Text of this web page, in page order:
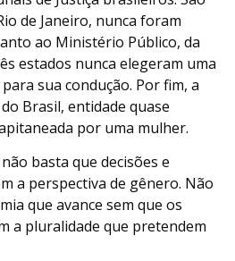
de Janeiro, nunca foram
ao Ministério Público, da
estados nunca elegeram uma
sua condução. Por fim, a
Brasil, entidade quase
por uma mulher.
basta que decisões e
a perspectiva de gênero. Não
que avance sem que os
a pluralidade que pretendem